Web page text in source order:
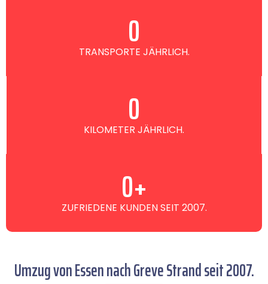
TRANSPORTE JÄHRLICH.
0
KILOMETER JÄHRLICH.
0
ZUFRIEDENE KUNDEN SEIT 2007.
0+
Umzug von Essen nach Greve Strand seit 2007.